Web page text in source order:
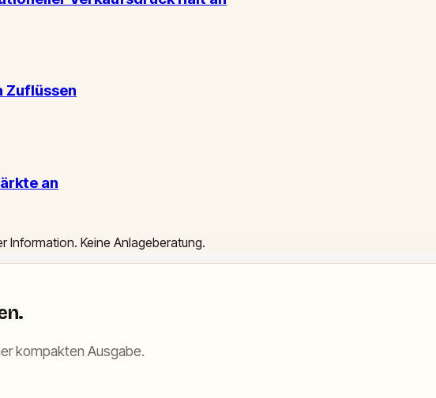
Zuflüssen
an
Information. Keine Anlageberatung.
kompakten Ausgabe.